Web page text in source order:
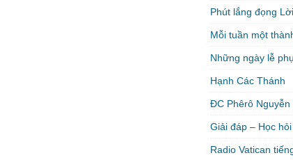
Phút lắng đọng
Mỗi tuần một
Những ngày lễ
Hạnh Các Thánh
ĐC Phêrô Nguyễn
Giải đáp – Học hỏi
Radio Vatican